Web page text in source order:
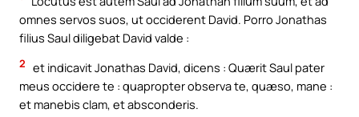
omnes servos suos, ut occiderent David. Porro Jonathas
filius Saul diligebat David valde :
2 et indicavit Jonathas David, dicens : Quærit Saul pater
meus occidere te : quapropter observa te, quæso, mane :
et manebis clam, et absconderis.